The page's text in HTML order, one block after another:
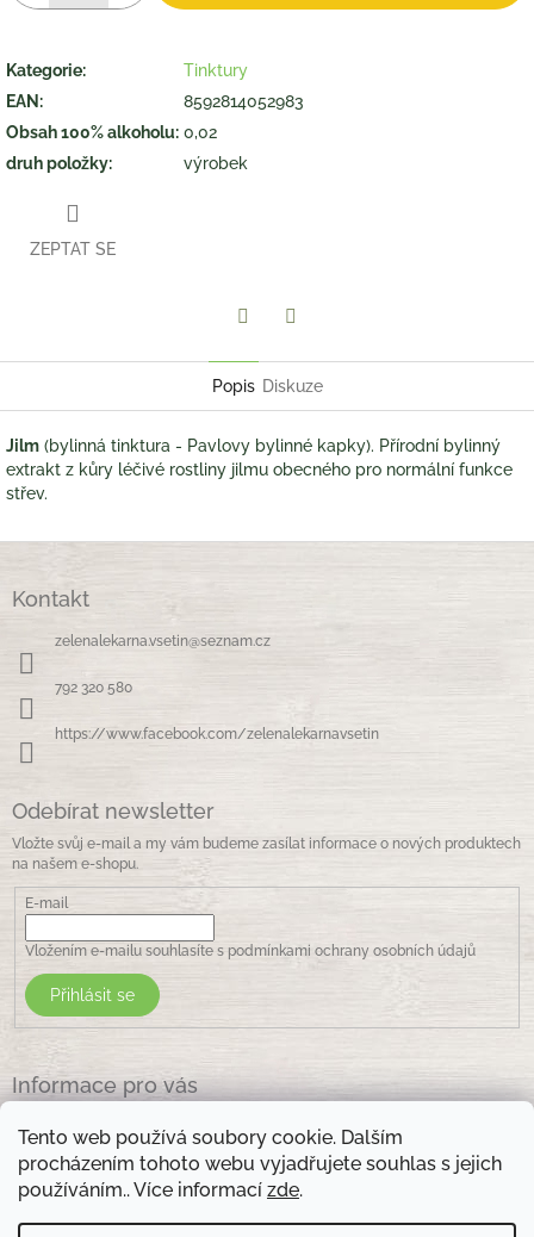
Tento web používá soubory cookie. Dalším
procházením tohoto webu vyjadřujete souhlas s jejich
používáním.. Více informací zde.
Kategorie:
Tinktury
EAN :
8592814052983
Obsah 100% alkoholu: 0,02
druh položky: výrobek
ZEPTAT SE
Popis Diskuze
Jilm (bylinná tinktura - Pavlovy bylinné kapky). Přírodní bylinný
extrakt z kůry léčivé rostliny jilmu obecného pro normální funkce
střev.
Kontakt
zelenalekarna.vsetin@seznam.cz
792 320 580
https://www.facebook.com/zelenalekarnavsetin
Odebírat newsletter
Vložte svůj e-mail a my vám budeme zasílat informace o nových produktech
na našem e-shopu.
E-mail
Vložením e-mailu souhlasíte s podmínkami ochrany osobních údajů
Přihlásit se
Informace pro vás
Obchodní podmínky
Podmínky ochrany osobních údajů
Kontakty